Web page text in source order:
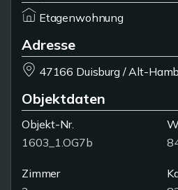
Etagenwohnung
Adresse
47166 Duisburg / Alt-
Objektdaten
Objekt-Nr.
1603_1.OG7b
Zimmer